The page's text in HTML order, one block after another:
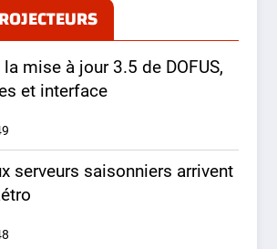
mise à jour 3.5 de DOFUS,
et interface
serveurs saisonniers arrivent